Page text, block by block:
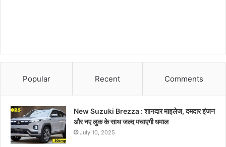
Popular Recent Comments
New Suzuki Brezza : शानदार माइलेज, दमदार इंजन
और नए लुक के साथ जल्द मचाएगी धमाल
July 10, 2025